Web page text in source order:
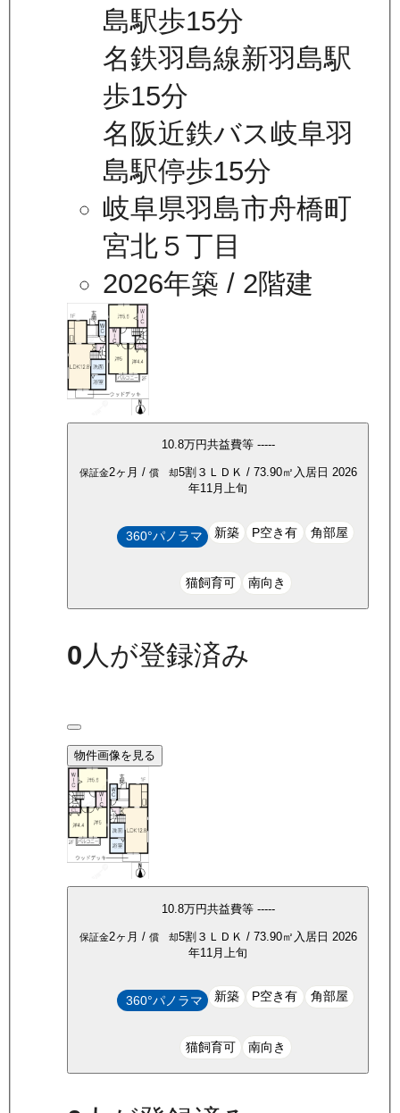
島駅歩15分
名鉄羽島線新羽島駅
歩15分
名阪近鉄バス岐阜羽
島駅停歩15分
岐阜県羽島市舟橋町
宮北５丁目
2026年築 / 2階建
10.8万円共益費等 -----
保証金2ヶ月 / 償 却5割 ３ＬＤＫ / 73.90㎡ 入居日 2026
年11月上旬
360°パノラマ 新築 P空き有 角部屋
猫飼育可 南向き
0人が登録済み
物件画像を見る
10.8万円共益費等 -----
保証金2ヶ月 / 償 却5割 ３ＬＤＫ / 73.90㎡ 入居日 2026
年11月上旬
360°パノラマ 新築 P空き有 角部屋
猫飼育可 南向き